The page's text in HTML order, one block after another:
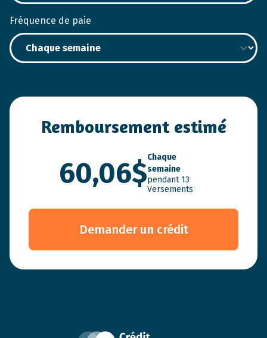
Fréquence de paie
Remboursement estimé
60,06$Chaque
semaine
pendant 13
Versements
Demander un crédit